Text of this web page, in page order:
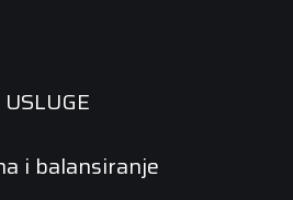
USLUGE
i balansiranje